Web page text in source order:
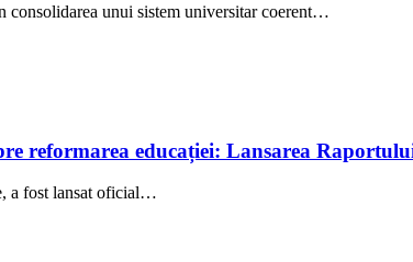
consolidarea unui sistem universitar coerent…
reformarea educației: Lansarea
a fost lansat oficial…